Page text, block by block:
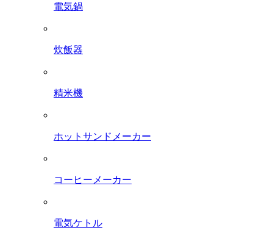
電気鍋
炊飯器
精米機
ホットサンドメーカー
コーヒーメーカー
電気ケトル